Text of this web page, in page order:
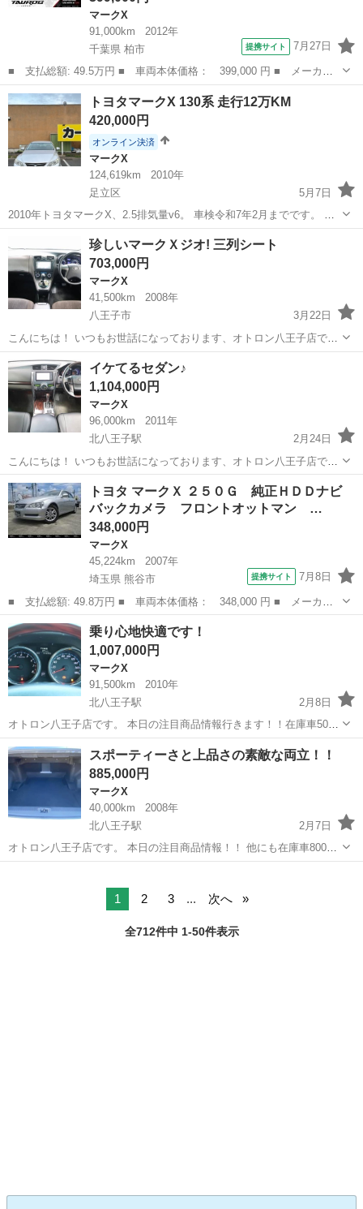
マークX
91,000km
2012年
千葉県 柏市
提携サイト 7月27日
■ 支払総額: 49.5万円 ■ 車両本体価格： 399,000 円 ■ メーカー
名： トヨタ ■ 車種名： マークＸ ■ グレード名： ２５０Ｇ
リラックスセレクション ユーザー買取車 ナビ リアカメラ Ｔ
Ｖ 純正アルミ...
千葉 柏市 マークX
トヨタマークX 130系 走行12万KM
420,000円
オンライン決済
マークX
124,619km
2010年
足立区
5月7日
2010年トヨタマークX、2.5排気量v6。 車検令和7年2月までです。 今
は12万キロメートル、オイル6リットル、 漆面はとてもきれいです、
すべて原版のペンキです、 前のバンパーが少し引っかかってありま...
足立区 マークX トヨタマークX
珍しいマークＸジオ! 三列シート
703,000円
マークX
41,500km
2008年
八王子市
3月22日
こんにちは！ いつもお世話になっております、オトロン八王子店です
♪ 本日の注目商品情報！！ 他にも在庫車800台以上！ 🌟安心の車検二
年付🌟 装備充実！後席モニターで楽しくドライブ♪ 現在下取りキャ
ン...
東京 八王子市
イケてるセダン♪
1,104,000円
マークX
96,000km
2011年
北八王子駅
2月24日
こんにちは！ いつもお世話になっております、オトロン八王子店です
♪ 本日の注目商品情報！！ 他にも在庫車800台以上！ 🌟安心の車検二
年付🌟 内装もスマート！ナビ・ETC完備！ 現在下取りキャンペーン...
東京 八王子市 北八王子駅 セダン
トヨタ マークＸ ２５０Ｇ 純正ＨＤＤナビ
バックカメラ フロントオットマン …
348,000円
マークX
45,224km
2007年
埼玉県 熊谷市
提携サイト 7月8日
■ 支払総額: 49.8万円 ■ 車両本体価格： 348,000 円 ■ メーカー
名： トヨタ ■ 車種名： マークＸ ■ グレード名： ２５０Ｇ
純正ＨＤＤナビ バックカメラ フロントオットマン プッシュスタ
ート キーレ...
埼玉 熊谷市 マークX
乗り心地快適です！
1,007,000円
マークX
91,500km
2010年
北八王子駅
2月8日
オトロン八王子店です。 本日の注目商品情報行きます！！在庫車500
台以上！ 現在下取りキャンペーンも開催中 下取り最低保証！どんな車
でも普通車10万円(^^♪ ⭐️トヨタ マークX250Gリラックスセレクシ
ョ...
東京 八王子市 北八王子駅 マークX 普通車
スポーティーさと上品さの素敵な両立！！
885,000円
マークX
40,000km
2008年
北八王子駅
2月7日
オトロン八王子店です。 本日の注目商品情報！！ 他にも在庫車800台
以上！ 目を引くインテリア！シックな大人の魅力！！ 現在下取りキャ
1 2 3 ... 次へ
全712件中 1-50件表示